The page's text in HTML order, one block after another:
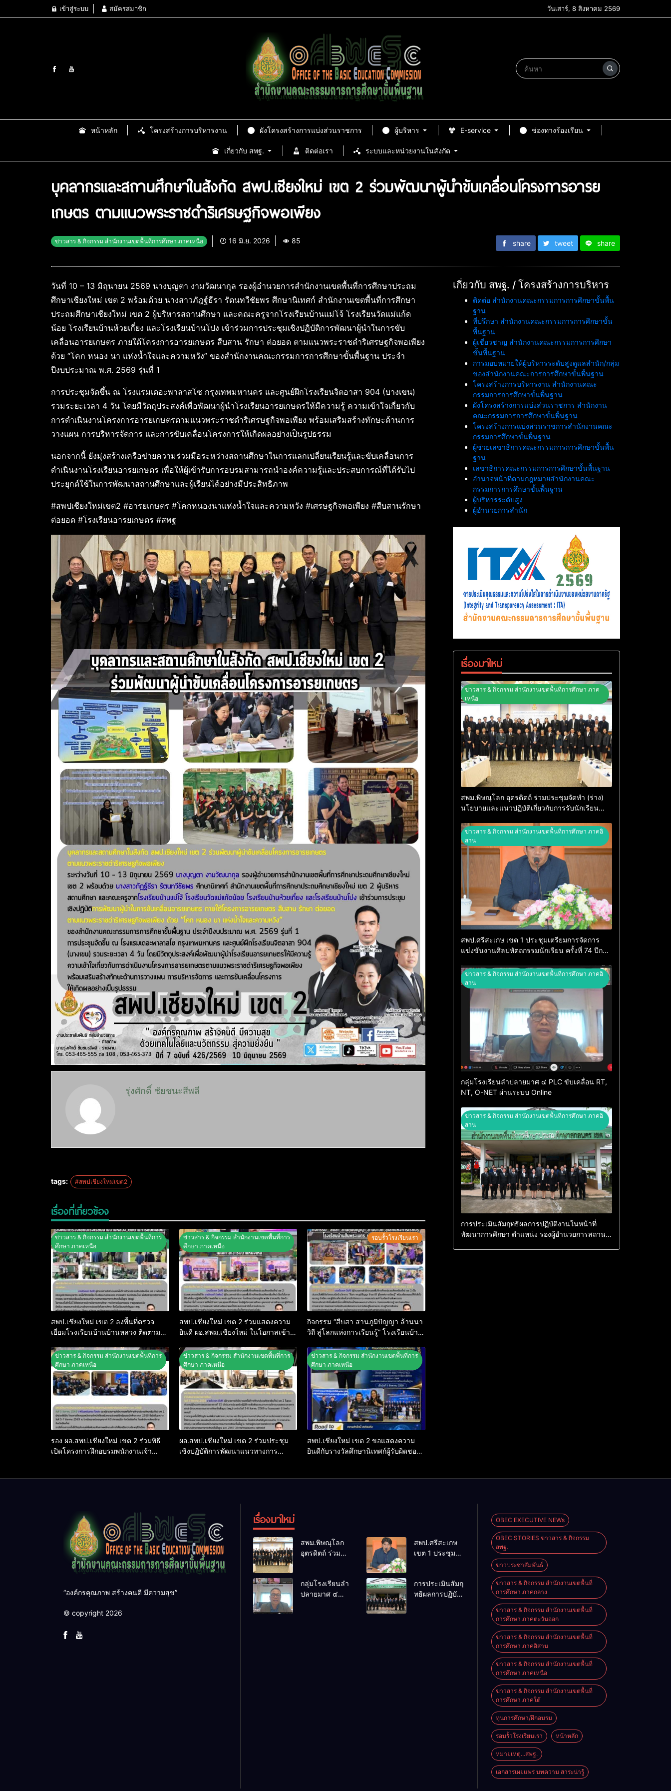
เข้าสู่ระบบ สมัครสมาชิก วันเสาร์, 8 สิงหาคม 2569
หน้าหลัก โครงสร้างการบริหารงาน ผังโครงสร้างการแบ่งส่วนราชการ ผู้บริหาร E-service ช่องทางร้องเรียน
เกี่ยวกับ สพฐ. ติดต่อเรา ระบบและหน่วยงานในสังกัด
บุคลากรและสถานศึกษาในสังกัด สพป.เชียงใหม่ เขต 2 ร่วมพัฒนาผู้นำขับเคลื่อนโครงการอารย
เกษตร ตามแนวพระราชดำริเศรษฐกิจพอเพียง
ข่าวสาร & กิจกรรม สำนักงานเขตพื้นที่การศึกษา ภาคเหนือ 16 มิ.ย. 2026 85 share tweet share
วันที่ 10 – 13 มิถุนายน 2569 นางบุญตา งามวัฒนากุล รองผู้อำนวยการสำนักงานเขตพื้นที่การศึกษาประถม
ศึกษาเชียงใหม่ เขต 2 พร้อมด้วย นางสาวภัฎฐ์ธีรา รัตนทวีชัยพร ศึกษานิเทศก์ สำนักงานเขตพื้นที่การศึกษา
ประถมศึกษาเชียงใหม่ เขต 2 ผู้บริหารสถานศึกษา และคณะครูจากโรงเรียนบ้านแม่โจ้ โรงเรียนวัดแม่แก้ด
น้อย โรงเรียนบ้านห้วยเกี๋ยง และโรงเรียนบ้านโปง เข้าร่วมการประชุมเชิงปฏิบัติการพัฒนาผู้นำในการขับ
เคลื่อนอารยเกษตร ภายใต้โครงการอารยเกษตร สืบสาน รักษา ต่อยอด ตามแนวพระราชดำริเศรษฐกิจพอเพียง
ด้วย “โคก หนอง นา แห่งน้ำใจและความหวัง” ของสำนักงานคณะกรรมการการศึกษาขั้นพื้นฐาน ประจำ
ปีงบประมาณ พ.ศ. 2569 รุ่นที่ 1
การประชุมจัดขึ้น ณ โรงแรมเดอะพาลาสโซ กรุงเทพมหานคร และศูนย์ฝึกโรงเรียนจิตอาสา 904 (บางเขน)
รวมระยะเวลา 4 วัน โดยมีวัตถุประสงค์เพื่อพัฒนาผู้นำโรงเรียนอารยเกษตรให้มีความรู้ ความเข้าใจเกี่ยวกับ
การดำเนินงานโครงการอารยเกษตรตามแนวพระราชดำริเศรษฐกิจพอเพียง พร้อมเสริมสร้างทักษะด้านการ
วางแผน การบริหารจัดการ และการขับเคลื่อนโครงการให้เกิดผลอย่างเป็นรูปธรรม
นอกจากนี้ ยังมุ่งสร้างเครือข่ายความร่วมมือระหว่างสถานศึกษาในการแลกเปลี่ยนเรียนรู้และขับเคลื่อนการ
ดำเนินงานโรงเรียนอารยเกษตร เพื่อให้ผู้เข้ารับการอบรมสามารถนำองค์ความรู้และประสบการณ์ที่ได้รับไป
ประยุกต์ใช้ในการพัฒนาสถานศึกษาและผู้เรียนได้อย่างมีประสิทธิภาพ
#สพปเชียงใหม่เขต2 #อารยเกษตร #โคกหนองนาแห่งน้ำใจและความหวัง #เศรษฐกิจพอเพียง #สืบสานรักษา
ต่อยอด #โรงเรียนอารยเกษตร #สพฐ
รุ่งศักดิ์ ชัยชนะสีพลี
tags: #สพปเชียงใหม่เขต2
เรื่องที่เกี่ยวข้อง
ข่าวสาร & กิจกรรม สำนักงานเขตพื้นที่การ
ศึกษา ภาคเหนือ
สพป.เชียงใหม่ เขต 2 ลงพื้นที่ตรวจ
เยี่ยมโรงเรียนบ้านบ้านหลวง ติดตาม
ปลอดภัยในสถานศึกษา
ข่าวสาร & กิจกรรม สำนักงานเขตพื้นที่การ
ศึกษา ภาคเหนือ
สพป.เชียงใหม่ เขต 2 ร่วมแสดงความ
ยินดี ผอ.สพม.เชียงใหม่ ในโอกาสเข้า
รอบรั้วโรงเรียนเรา
กิจกรรม “สืบสา สานภูมิปัญญา ล้านนา
วิถี สู่โลกแห่งการเรียนรู้” โรงเรียนบ้าน
ข่าวสาร & กิจกรรม สำนักงานเขตพื้นที่การ
ศึกษา ภาคเหนือ
รอง ผอ.สพป.เชียงใหม่ เขต 2 ร่วมพิธี
เปิดโครงการฝึกอบรมพนักงานเจ้า
ข่าวสาร & กิจกรรม สำนักงานเขตพื้นที่การ
ศึกษา ภาคเหนือ
ผอ.สพป.เชียงใหม่ เขต 2 ร่วมประชุม
เชิงปฏิบัติการพัฒนาแนวทางการ
ข่าวสาร & กิจกรรม สำนักงานเขตพื้นที่การ
ศึกษา ภาคเหนือ
สพป.เชียงใหม่ เขต 2 ขอแสดงความ
ยินดีกับรางวัลศึกษานิเทศก์ผู้รับผิดชอบ
เกี่ยวกับ สพฐ. / โครงสร้างการบริหาร
ติดต่อ สำนักงานคณะกรรมการการศึกษาขั้นพื้น
ฐาน
ที่ปรึกษา สำนักงานคณะกรรมการการศึกษาขั้น
พื้นฐาน
ผู้เชี่ยวชาญ สำนักงานคณะกรรมการการศึกษา
ขั้นพื้นฐาน
การมอบหมายให้ผู้บริหารระดับสูงดูแลสำนัก/กลุ่ม
ของสำนักงานคณะการการศึกษาขั้นพื้นฐาน
โครงสร้างการบริหารงาน สำนักงานคณะ
กรรมการการศึกษาขั้นพื้นฐาน
ผังโครงสร้างการแบ่งส่วนราชการ สำนักงาน
คณะกรรมการการศึกษาขั้นพื้นฐาน
โครงสร้างการแบ่งส่วนราชการสำนักงานคณะ
กรรมการศึกษาขั้นพื้นฐาน
ผู้ช่วยเลขาธิการคณะกรรมการการศึกษาขั้นพื้น
ฐาน
เลขาธิการคณะกรรมการการศึกษาขั้นพื้นฐาน
อำนาจหน้าที่ตามกฎหมายสำนักงานคณะ
กรรมการการศึกษาขั้นพื้นฐาน
ผู้บริหารระดับสูง
ผู้อำนวยการสำนัก
เรื่องมาใหม่
ข่าวสาร & กิจกรรม สำนักงานเขตพื้นที่การศึกษา ภาค
เหนือ
สพม.พิษณุโลก อุตรดิตถ์ ร่วมประชุมจัดทำ (ร่าง)
นโยบายและแนวปฏิบัติเกี่ยวกับการรับนักเรียน
ข่าวสาร & กิจกรรม สำนักงานเขตพื้นที่การศึกษา ภาคอิ
สาน
สพป.ศรีสะเกษ เขต 1 ประชุมเตรียมการจัดการ
แข่งขันงานศิลปหัตถกรรมนักเรียน ครั้งที่ 74 ปีการ
ข่าวสาร & กิจกรรม สำนักงานเขตพื้นที่การศึกษา ภาคอิ
สาน
กลุ่มโรงเรียนลำปลายมาศ ๔ PLC ขับเคลื่อน RT,
NT, O-NET ผ่านระบบ Online
ข่าวสาร & กิจกรรม สำนักงานเขตพื้นที่การศึกษา ภาคอิ
สาน
การประเมินสัมฤทธิผลการปฏิบัติงานในหน้าที่
พัฒนาการศึกษา ตำแหน่ง รองผู้อำนวยการสถาน
“องค์กรคุณภาพ สร้างคนดี มีความสุข”
© copyright 2026
เรื่องมาใหม่
สพม.พิษณุโลก
อุตรดิตถ์ ร่วม
และแนวปฏิบัติ
เกี่ยวกับการรับ
สพป.ศรีสะเกษ
เขต 1 ประชุม
งานศิลป
หัตถกรรม
กลุ่มโรงเรียนลำ
ปลายมาศ ๔
การประเมินสัมฤ
ทธิผลการปฏิบัติ
OBEC EXECUTIVE NEWs
OBEC STORIES ข่าวสาร & กิจกรรม
สพฐ.
ข่าวประชาสัมพันธ์
ข่าวสาร & กิจกรรม สำนักงานเขตพื้นที่
การศึกษา ภาคกลาง
ข่าวสาร & กิจกรรม สำนักงานเขตพื้นที่
การศึกษา ภาคตะวันออก
ข่าวสาร & กิจกรรม สำนักงานเขตพื้นที่
การศึกษา ภาคอิสาน
ข่าวสาร & กิจกรรม สำนักงานเขตพื้นที่
การศึกษา ภาคเหนือ
ข่าวสาร & กิจกรรม สำนักงานเขตพื้นที่
การศึกษา ภาคใต้
ทุนการศึกษา/ฝึกอบรม
รอบรั้วโรงเรียนเรา หน้าหลัก
หมายเหตุ...สพฐ.
เอกสารเผยแพร่ บทความ สาระน่ารู้